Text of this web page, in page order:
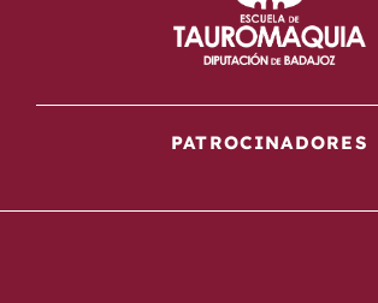
PATROCINADORES